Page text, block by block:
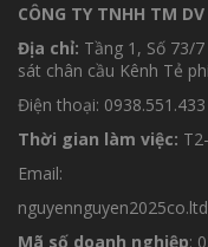
CÔNG TY TNHH TM DV
Địa chỉ: Tầng 1, Số 73/
sát chân cầu Kênh Tẻ
Điện thoại:
Thời gian làm việc:
Email:
Mã số doanh nghiệp: